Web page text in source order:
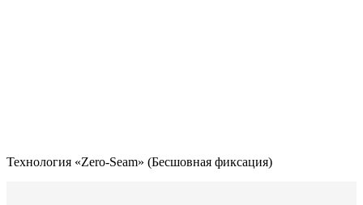
Технология «Zero-Seam» (Бесшовная фиксация)